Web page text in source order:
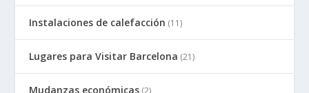
Instalaciones de calefacción (11)
Lugares para Visitar Barcelona (21)
Mudanzas económicas (2)